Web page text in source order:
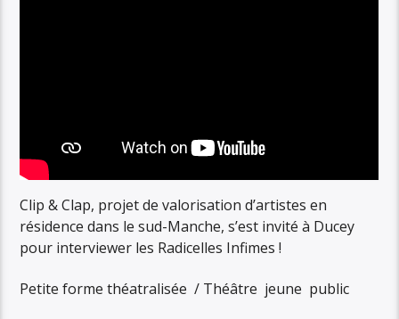
Clip & Clap, projet de valorisation d’artistes en
résidence dans le sud-Manche, s’est invité à Ducey
pour interviewer les Radicelles Infimes !
Petite forme théatralisée / Théâtre jeune public